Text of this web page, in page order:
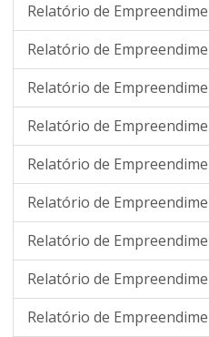
Relatório de
Relatório de
Relatório de
Relatório de
Relatório de
Relatório de
Relatório de
Relatório de
Relatório de